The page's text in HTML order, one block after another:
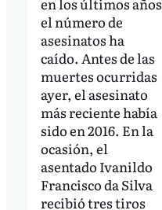
el número de
asesinatos ha
caído. Antes de las
muertes ocurridas
ayer, el asesinato
más reciente había
sido en 2016. En la
ocasión, el
asentado Ivanildo
Francisco da Silva
recibió tres tiros